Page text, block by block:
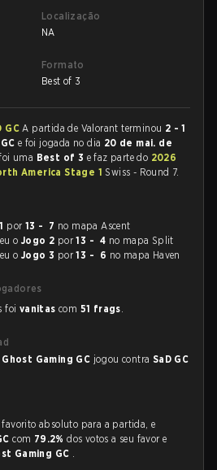
Localização
NA
Formato
Best of 3
GCA partida de Valorant terminou 2 - 1
e foi jogada no dia 20 de mai. de
uma Best of 3 e faz parte do 2026
America Stage 1 Swiss - Round 7.
por 13 - 7 no mapa Ascent
o Jogo 2 por13 - 4 no mapa Split
o Jogo 3 por13 - 6 no mapa Haven
foi vanitas com 51 frags.
Ghost Gaming GC jogou contra SaD GC
absoluto para a partida, e
com 79.2%dos votos a seu favor e
Gaming GC .